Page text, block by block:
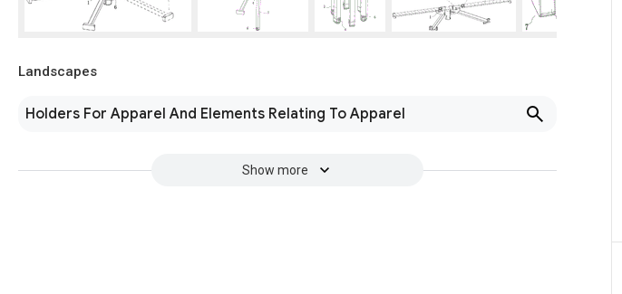
Landscapes
Holders For Apparel And Elements Relating To Apparel
Show more